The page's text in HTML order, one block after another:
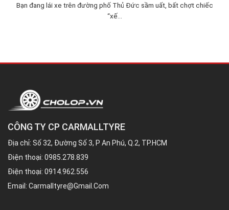
Bạn đang lái xe trên đường phố Thủ Đức sầm uất, bất chợt chiếc
“xế...
CÔNG TY CP CARMALLTYRE
Địa chỉ: Số 32, Đường Số 3, P An Phú, Q.2, TP.HCM
Điện thoại: 0985.278.839
Điện thoại: 0914.962.556
Email: Carmalltyre@gmail.com